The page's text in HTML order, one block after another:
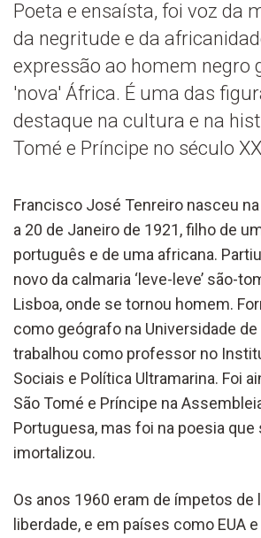
Poeta e ensaísta, foi voz da
da negritude e da
expressão ao homem negro
'nova' África. É uma das
destaque na cultura e na
Tomé e Príncipe no século
Francisco José Tenreiro nasceu
a 20 de Janeiro de 1921, filho de
português e de uma africana.
novo da calmaria ‘leve-leve’ são-
Lisboa, onde se tornou homem.
como geógrafo na Universidade de
trabalhou como professor no
Sociais e Política Ultramarina. Foi
São Tomé e Príncipe na
Portuguesa, mas foi na poesia que
imortalizou.
Os anos 1960 eram de ímpetos de
liberdade, e em países como EUA e